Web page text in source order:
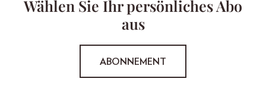
Wählen Sie Ihr persönliches Abo
aus
ABONNEMENT